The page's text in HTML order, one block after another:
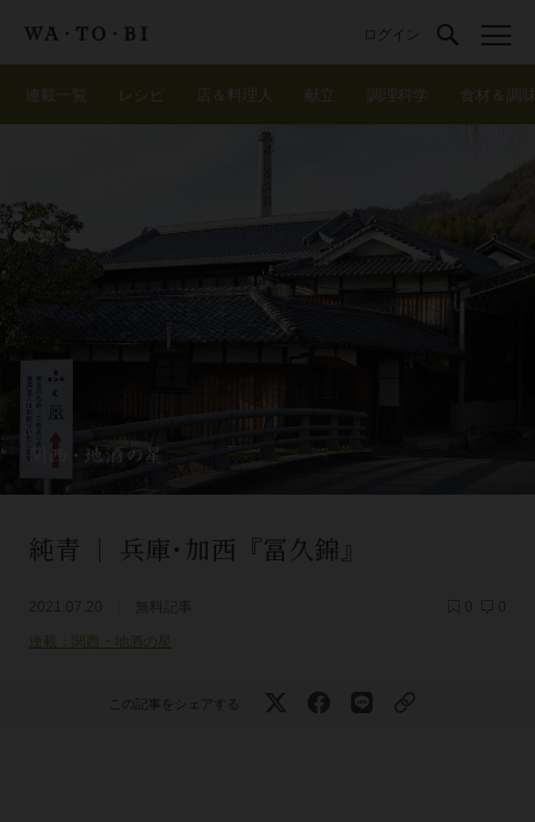
ログイン
連載一覧 レシピ 店＆料理人 献立 調理科学 食材＆調
純青 ｜ 兵庫･加西『冨久錦』
連載：関西・地酒の星
この記事をシェアする